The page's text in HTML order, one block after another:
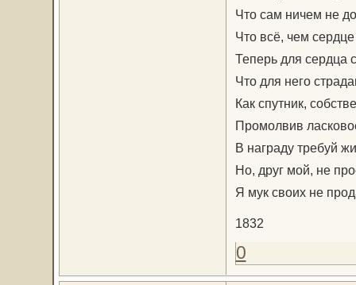
Что сам ничем не
Что всё, чем
Теперь для сердца
Что для него
Как спутник,
Промолвив
В награду требуй
Но, друг мой, не
Я мук своих не
1832
0